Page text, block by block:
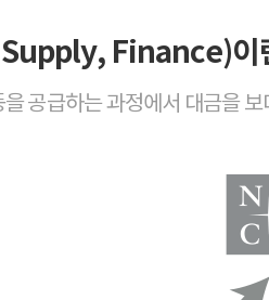
Supply, Finance)이
공급하는 과정에서 대금을